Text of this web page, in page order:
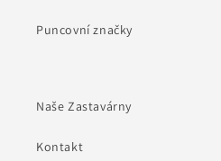
Puncovní značky
Naše Zastavárny
Kontakt